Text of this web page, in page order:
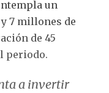
un
7 millones de
de 45
periodo.
a invertir